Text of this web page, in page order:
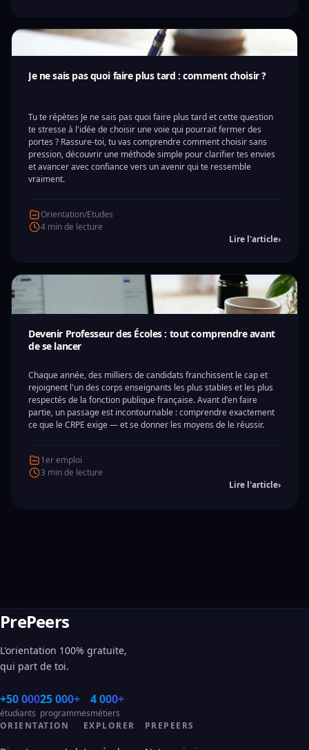
Je ne sais pas quoi faire plus tard : comment choisir ?
Tu te répètes Je ne sais pas quoi faire plus tard et cette question
te stresse à l'idée de choisir une voie qui pourrait fermer des
portes ? Rassure-toi, tu vas comprendre comment choisir sans
pression, découvrir une méthode simple pour clarifier tes envies
et avancer avec confiance vers un avenir qui te ressemble
vraiment.
Orientation/Etudes
4 min de lecture
Lire l'article›
Devenir Professeur des Écoles : tout comprendre avant
de se lancer
Chaque année, des milliers de candidats franchissent le cap et
rejoignent l'un des corps enseignants les plus stables et les plus
respectés de la fonction publique française. Avant d'en faire
partie, un passage est incontournable : comprendre exactement
ce que le CRPE exige — et se donner les moyens de le réussir.
1er emploi
3 min de lecture
Lire l'article›
PrePeers
L'orientation 100% gratuite,
qui part de toi.
+50 000
étudiants
25 000+
programmes
4 000+
métiers
ORIENTATION
EXPLORER PREPEERS